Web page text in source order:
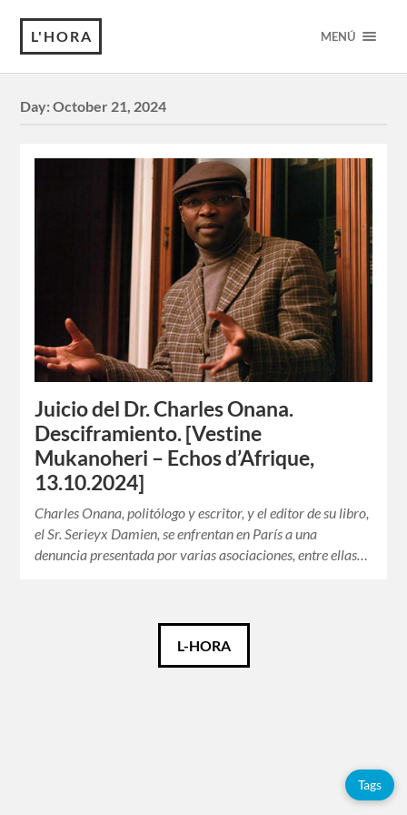
L'HORA MENÚ
Day:October 21, 2024
Juicio del Dr. Charles Onana.
Desciframiento. [Vestine
Mukanoheri – Echos d’Afrique,
13.10.2024]
Charles Onana, politólogo y escritor, y el editor de su libro,
el Sr. Serieyx Damien, se enfrentan en París a una
denuncia presentada por varias asociaciones, entre ellas…
L-HORA
Tags